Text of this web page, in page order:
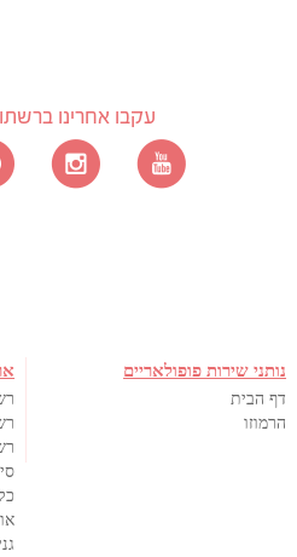
עקבו אחרינו
נותני שירות פופולאריים
דף הבית
הרמוזו